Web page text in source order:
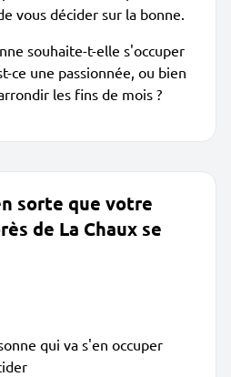
vous décider sur la bonne.
souhaite-t-elle s'occuper
ce une passionnée, ou bien
les fins de mois ?
sorte que votre
de La Chaux se
qui va s'en occuper